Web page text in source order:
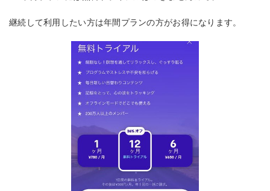
継続して利用したい方は年間プランの方がお得になります。